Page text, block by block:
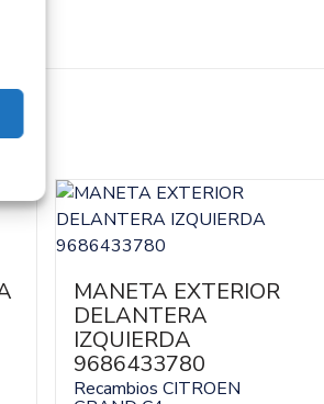
MANETA EXTERIOR
DELANTERA
IZQUIERDA
9686433780
Recambios CITROEN